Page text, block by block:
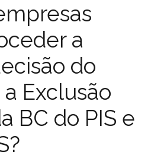
a
do
Exclusão
BC do PIS e